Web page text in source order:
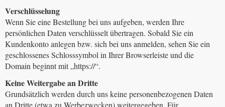
Verschlüsselung
Wenn Sie eine Bestellung bei uns aufgeben, werden Ihre
persönlichen Daten verschlüsselt übertragen. Sobald Sie ein
Kundenkonto anlegen bzw. sich bei uns anmelden, sehen Sie ein
geschlossenes Schlosssymbol in Ihrer Browserleiste und die
Domain beginnt mit „https://“.
Keine Weitergabe an Dritte
Grundsätzlich werden durch uns keine personenbezogenen Daten
an Dritte (etwa zu Werbezwecken) weitergegeben. Für